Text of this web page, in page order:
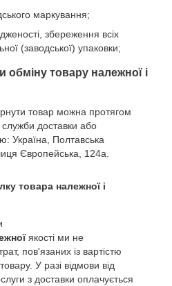
маркування;
збереження всіх
(заводської) упаковки;
товару належної і
товар можна протягом
доставки або
Україна, Полтавська
Європейська, 124а.
товара належної і
якості ми не
пов'язаних із вартістю
У разі відмови від
з доставки оплачується